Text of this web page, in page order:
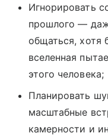
Игнорировать
прошлого —
общаться, хотя
вселенная
этого человека;
Планировать
масштабные
камерности и